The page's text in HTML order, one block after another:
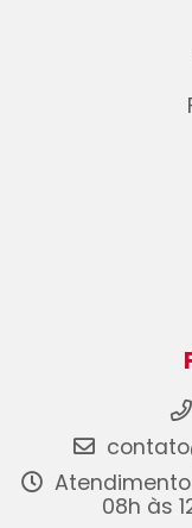
08h às